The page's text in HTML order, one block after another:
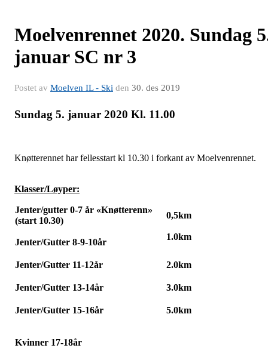
Moelvenrennet 2020. Sundag
januar SC nr 3
Postet av Moelven IL - Ski den 30. des 2019
Sundag 5. januar 2020 Kl. 11.00
Knøtterennet har fellesstart kl 10.30 i forkant av Moelvenrennet.
Klasser/Løyper:
Jenter/gutter 0-7 år «Knøtterenn»
(start 10.30)
Jenter/Gutter 8-9-10år
0,5km
1.0km
Jenter/Gutter 11-12år 2.0km
Jenter/Gutter 13-14år 3.0km
Jenter/Gutter 15-16år 5.0km
Kvinner 17-18år